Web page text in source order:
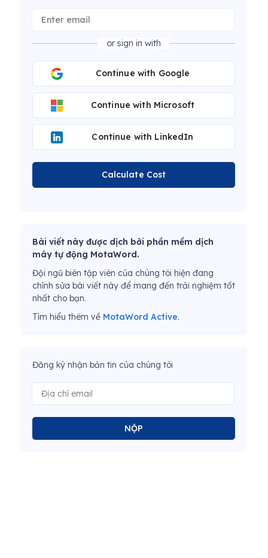
or sign in with
Continue with Google
Continue with Microsoft
Continue with LinkedIn
Calculate Cost
Bài viết này được dịch bởi phần mềm dịch
máy tự động MotaWord.
Đội ngũ biên tập viên của chúng tôi hiện đang
chỉnh sửa bài viết này để mang đến trải nghiệm tốt
nhất cho bạn.
Tìm hiểu thêm về MotaWord Active.
Đăng ký nhận bản tin của chúng tôi
NỘP